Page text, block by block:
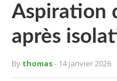
Aspiration
après
By thomas- 14 janvier 2026